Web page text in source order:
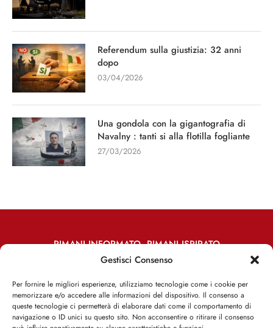
Gestisci Consenso
Per fornire le migliori esperienze, utilizziamo tecnologie come i cookie per
memorizzare e/o accedere alle informazioni del dispositivo. Il consenso a
queste tecnologie ci permetterà di elaborare dati come il comportamento di
navigazione o ID unici su questo sito. Non acconsentire o ritirare il consenso
Referendum sulla giustizia: 32 anni
dopo
03/04/2026
Una gondola con la gigantografia di
Navalny : tanti si alla flotilla fogliante
27/03/2026
RIMANI INFORMATO, RIMANI ISPIRATO
Iscriviti alla Newsletter
ISCRIVITI ADESSO